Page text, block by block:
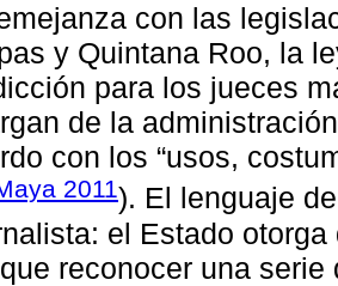
con las
y Quintana Roo, la
para los jueces
de la
con los “usos,
2011). El lenguaje
el Estado
reconocer una